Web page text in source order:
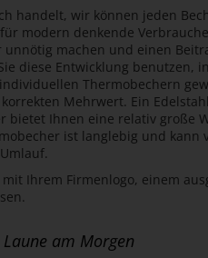
handelt, wir können jeden
modern denkende
unnötig machen und einen
diese Entwicklung
Thermobechern
Mehrwert. Ein
bietet Ihnen eine relativ
ist langlebig und
Ihrem Firmenlogo, einem
am Morgen